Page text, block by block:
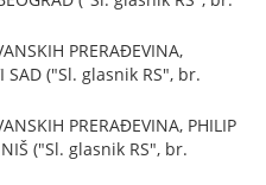
PRERAĐEVINA,
SAD ("Sl. glasnik RS", br.
PRERAĐEVINA, PHILIP
("Sl. glasnik RS", br.